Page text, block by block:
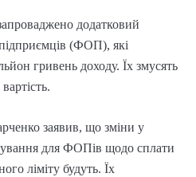
додатковий
(ФОП), які
гривень доходу. Їх змусять
заявив, що зміни у
для ФОПів щодо сплати
ліміту будуть. Їх